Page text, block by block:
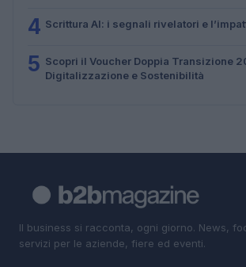
4 Scrittura AI: i segnali rivelatori e
5 Scopri il Voucher Doppia Transizione
Digitalizzazione e Sostenibilità
Il business si racconta, ogni giorno. News,
servizi per le aziende, fiere ed eventi.